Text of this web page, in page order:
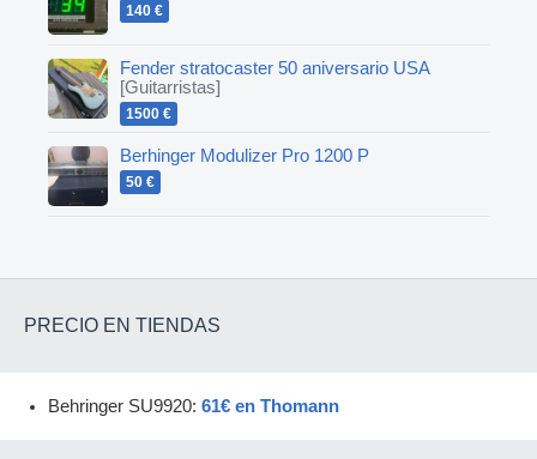
140 €
Fender stratocaster 50 aniversario USA
[Guitarristas]
1500 €
Berhinger Modulizer Pro 1200 P
50 €
PRECIO EN TIENDAS
Behringer SU9920: 61€ en Thomann